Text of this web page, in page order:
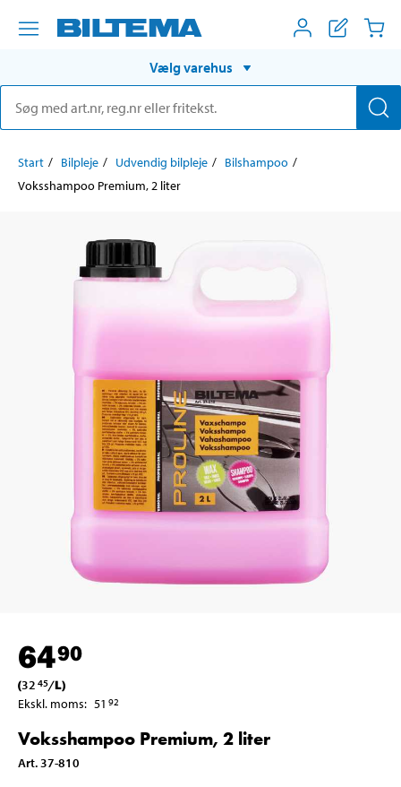
Vælg varehus
Start Bilpleje Udvendig bilpleje
Bilshampoo
Voksshampoo Premium, 2 liter
6490
(32 45/L)
Ekskl. moms: 51 92
Voksshampoo Premium, 2 liter
Art. 37-810